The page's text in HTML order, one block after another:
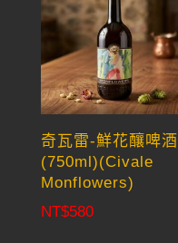
奇瓦雷-鮮花釀啤酒
(750ml)(Civale
Monflowers)
NT$580